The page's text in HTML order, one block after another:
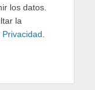
los datos.
la
.